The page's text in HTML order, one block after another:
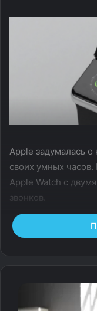
Apple задумалась о
своих умных часов.
Apple Watch с
звонков.
В документе,
оптическим
предназначен для